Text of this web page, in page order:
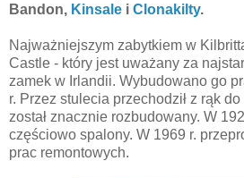
Bandon, Kinsale i Clonakilty.
Najważniejszym zabytkiem w
Castle - który jest uważany za
zamek w Irlandii. Wybudowano go
r. Przez stulecia przechodził z rąk
został znacznie rozbudowany. W
częściowo spalony. W 1969 r.
prac remontowych.